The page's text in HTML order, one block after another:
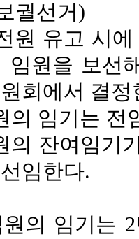
궐선거)
원 유고 시
임원을 보선
회에서 결정
의 임기는 전
의 잔여임기
임한다.
원의 임기는